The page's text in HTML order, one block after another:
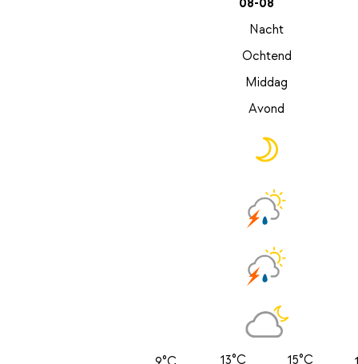
08-08
Nacht
Ochtend
Middag
Avond
13°C 15°C